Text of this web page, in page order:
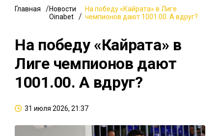
Главная
Новости
Oinabet
На победу «Кайрата» в Лиге
чемпионов дают 1001.00. А вдруг?
На победу «Кайрата» в
Лиге чемпионов дают
1001.00. А вдруг?
31 июля 2026, 21:37